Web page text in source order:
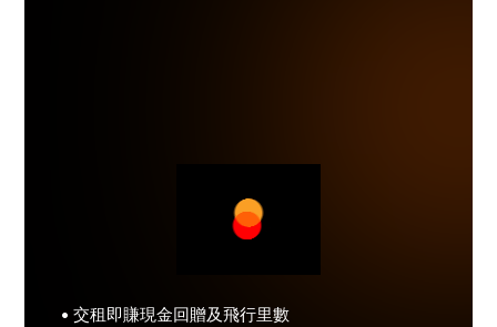
• 交租即賺現金回贈及飛行里數